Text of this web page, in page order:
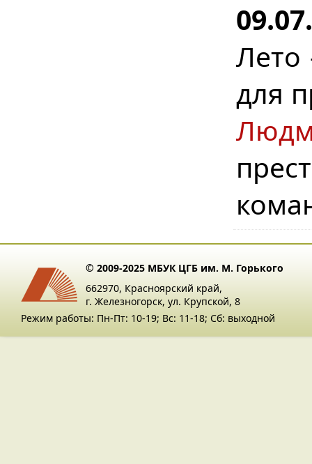
Лето
для
© 2009-2025 МБУК ЦГБ им. М. Горького
662970, Красноярский край,
г. Железногорск, ул. Крупской, 8
Режим работы: Пн-Пт: 10-19; Вс: 11-18; Сб: выходной